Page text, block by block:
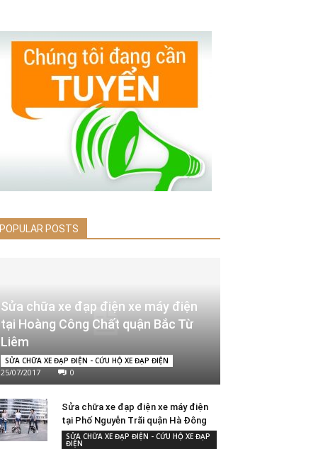
POPULAR POSTS
Sửa chữa xe đạp điện xe máy điện
tại Hoàng Công Chất quận Bắc Từ
Liêm
SỬA CHỮA XE ĐẠP ĐIỆN - CỨU HỘ XE ĐẠP ĐIỆN
25/07/2017 0
Sửa chữa xe đạp điện xe máy điện
tại Phố Nguyễn Trãi quận Hà Đông
SỬA CHỮA XE ĐẠP ĐIỆN - CỨU HỘ XE ĐẠP
ĐIỆN